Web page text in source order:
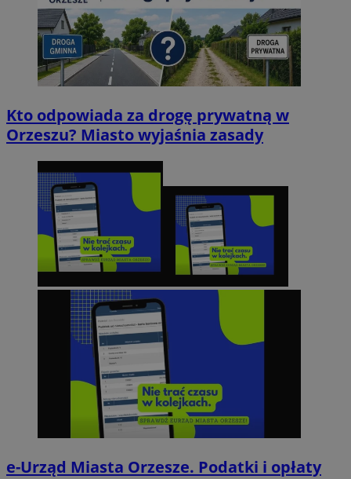
Kto odpowiada za drogę prywatną w
Orzeszu? Miasto wyjaśnia zasady
e-Urząd Miasta Orzesze. Podatki i opłaty